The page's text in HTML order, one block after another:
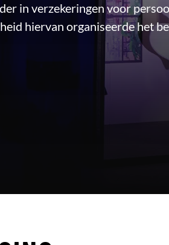
in verzekeringen voor
hiervan organiseerde het